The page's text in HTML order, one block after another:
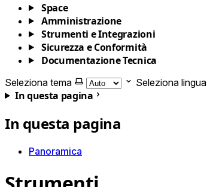
Space
Amministrazione
Strumenti e Integrazioni
Sicurezza e Conformità
Documentazione Tecnica
Seleziona tema Seleziona lingua
In questa pagina
In questa pagina
Panoramica